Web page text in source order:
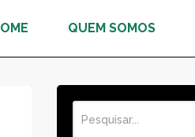
QUEM SOMOS